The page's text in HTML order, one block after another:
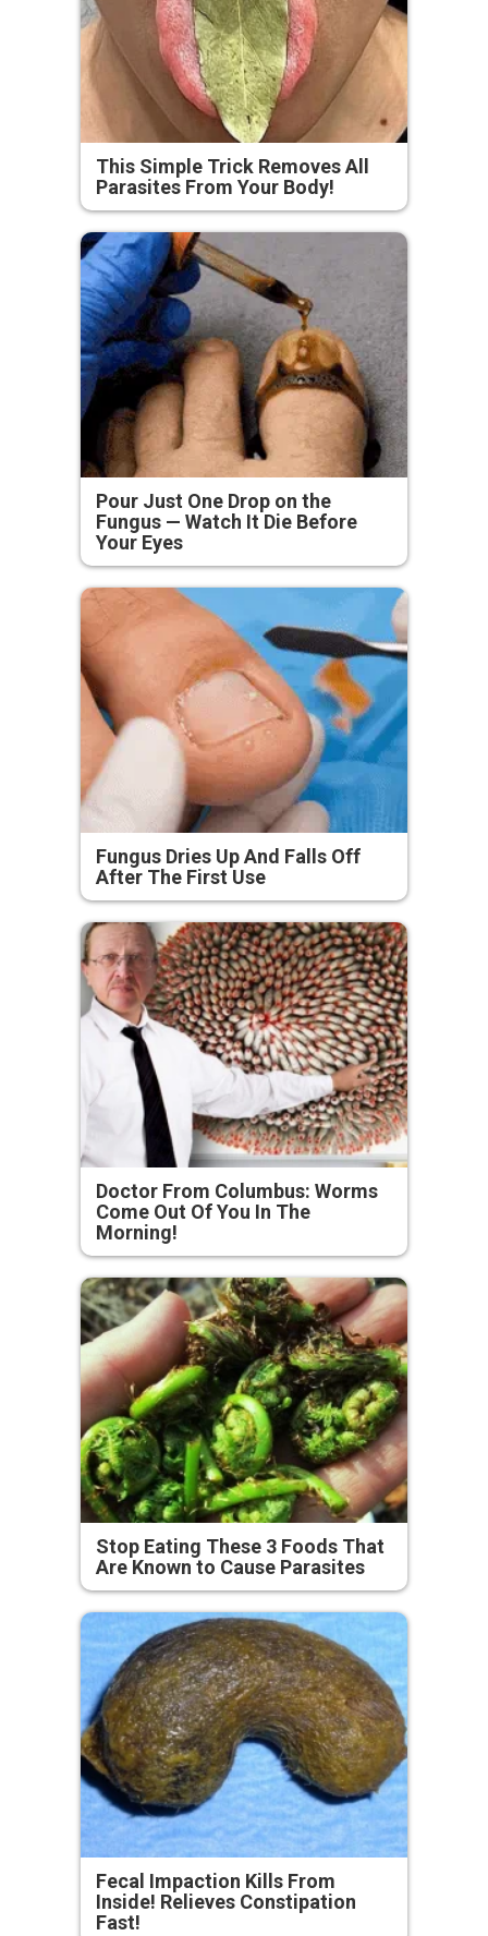
This Simple Trick Removes All
Parasites From Your Body!
Pour Just One Drop on the
Fungus — Watch It Die Before
Your Eyes
Fungus Dries Up And Falls Off
After The First Use
Doctor From Columbus: Worms
Come Out Of You In The
Morning!
Stop Eating These 3 Foods That
Are Known to Cause Parasites
Fecal Impaction Kills From
Inside! Relieves Constipation
Fast!